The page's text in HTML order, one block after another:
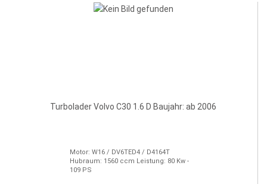
Turbolader Volvo C30 1.6 D Baujahr: ab 2006
Motor: W16 / DV6TED4 / D4164T
Hubraum: 1560 ccm Leistung: 80 Kw -
109 PS